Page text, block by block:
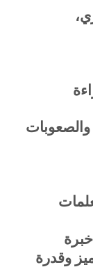
خبرة
وقدرة